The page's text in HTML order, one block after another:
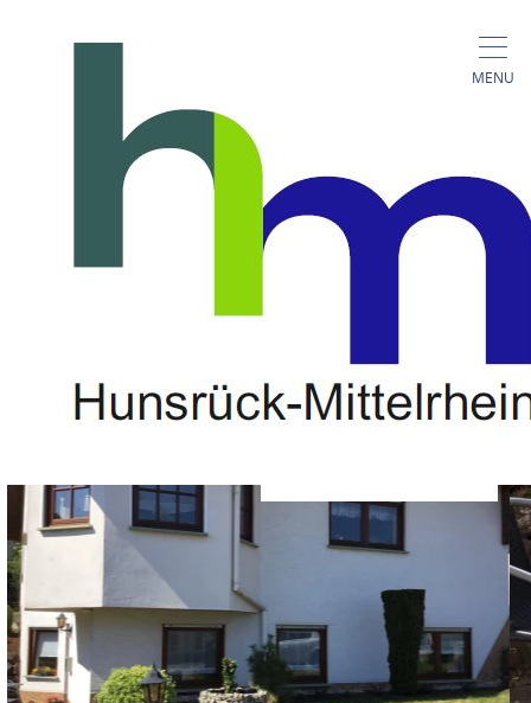
MENU
Fewo Zum Heilbrünnchen
F
Basselscheider-Str. 50, 56281 Emmelshausen
CALL MAP